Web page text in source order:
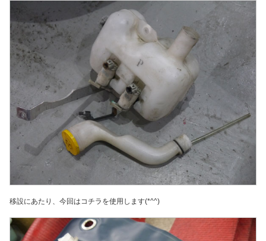
移設にあたり、今回はコチラを使用します(*^^)